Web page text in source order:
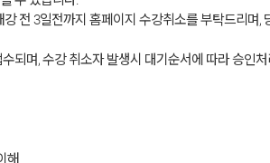
전 3일전까지 홈페이지 수강취소를 부탁드리
되며, 수강 취소자 발생시 대기순서에 따라 승인
해